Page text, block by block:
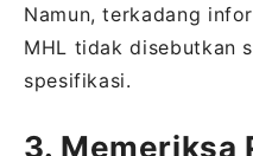
Namun, terkadang
MHL tidak disebutkan
spesifikasi.
3. Memeriksa